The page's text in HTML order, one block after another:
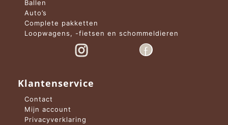
Ballen
Auto’s
Complete pakketten
Loopwagens, -fietsen en schommeldieren
Klantenservice
Contact
Mijn account
Privacyverklaring